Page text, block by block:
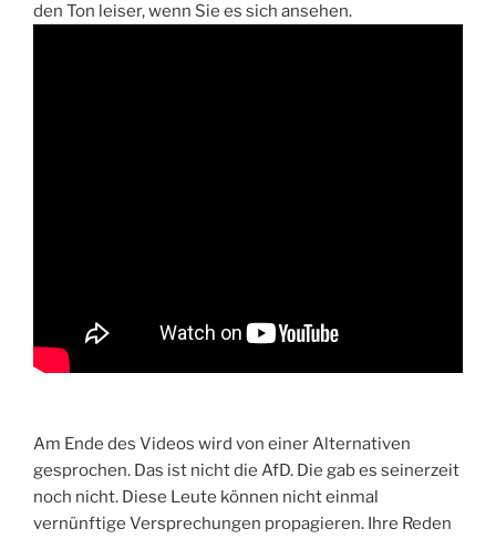
den Ton leiser, wenn Sie es sich ansehen.
Am Ende des Videos wird von einer Alternativen
gesprochen. Das ist nicht die AfD. Die gab es seinerzeit
noch nicht. Diese Leute können nicht einmal
vernünftige Versprechungen propagieren. Ihre Reden